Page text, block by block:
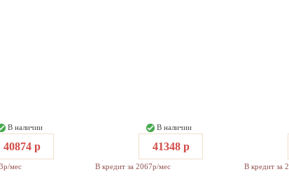
В наличии
40874 р
мес
В наличии
41348 р
В кредит за 2067р/мес В кредит за